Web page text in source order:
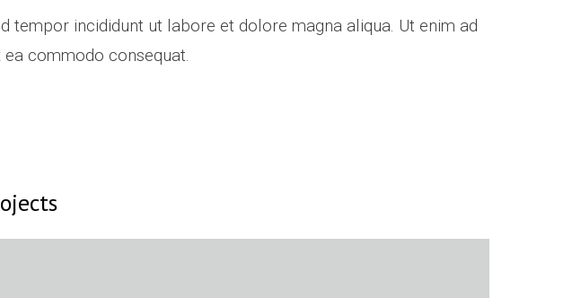
incididunt ut labore et dolore magna aliqua. Ut enim ad
commodo consequat.